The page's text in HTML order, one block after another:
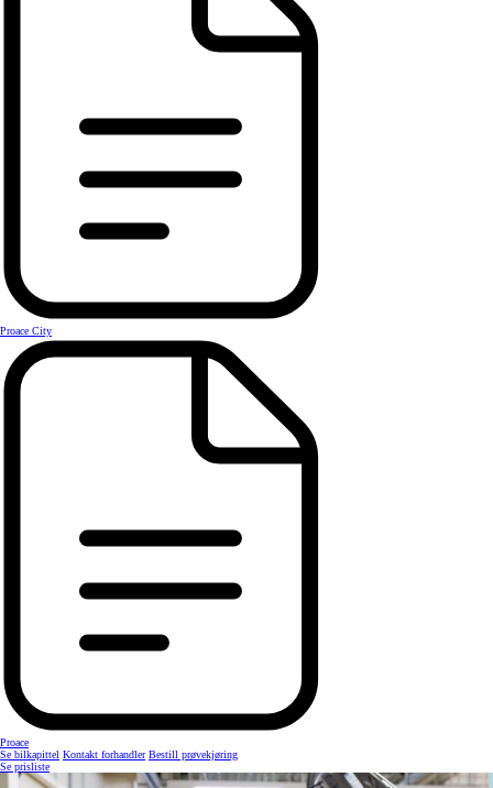
Proace City
Proace
Se bilkapittel Kontakt forhandler Bestill prøvekjøring
Se prisliste